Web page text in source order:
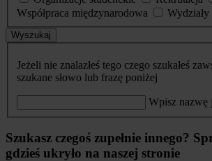
Współpraca międzynarodowa
Wydziały
Wyszukaj
Jeżeli nie znalazłeś tego czego szukałeś
szukane słowo lub frazę poniżej
Wpisz nazwę
Szukasz czegoś zupełnie innego?
gdzieś ukryło na naszej stronie